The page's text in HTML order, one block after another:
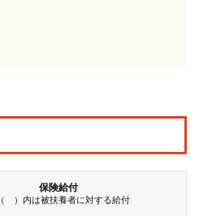
保険給付
）内は被扶養者に対する給付